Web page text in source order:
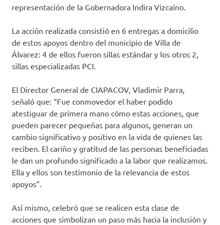
representación de la Gobernadora Indira Vizcaíno.
La acción realizada consistió en 6 entregas a domicilio
de estos apoyos dentro del municipio de Villa de
Álvarez: 4 de ellos fueron sillas estándar y los otros 2,
sillas especializadas PCI.
El Director General de CIAPACOV, Vladimir Parra,
señaló que: “Fue conmovedor el haber podido
atestiguar de primera mano cómo estas acciones, que
pueden parecer pequeñas para algunos, generan un
cambio significativo y positivo en la vida de quienes las
reciben. El cariño y gratitud de las personas beneficiadas
le dan un profundo significado a la labor que realizamos.
Ella y ellos son testimonio de la relevancia de estos
apoyos”.
Así mismo, celebró que se realicen esta clase de
acciones que simbolizan un paso más hacia la inclusión y